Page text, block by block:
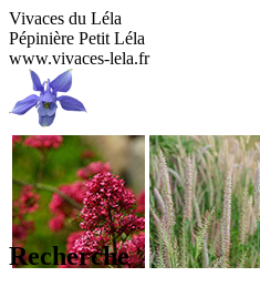
Vivaces du Léla
Pépinière Petit Léla
www.vivaces-lela.fr
Recherche